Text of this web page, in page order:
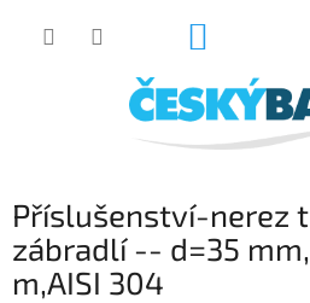
Příslušenství-nerez
zábradlí -- d=35
m,AISI 304